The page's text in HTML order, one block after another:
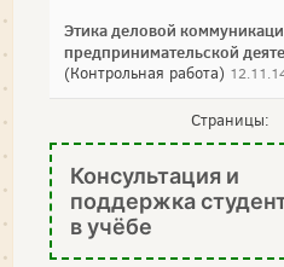
Этика деловой
предпринимательской
(Контрольная работа)
Страницы:
Консультация и
поддержка
в учёбе